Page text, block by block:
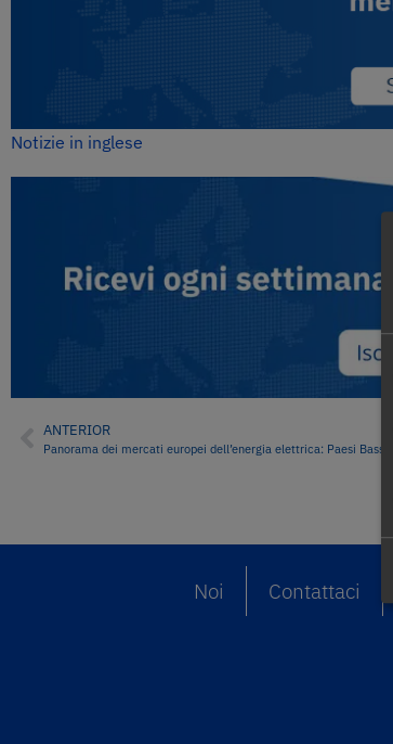
Notizie in inglese
ANTERIOR
Panorama dei mercati europei dell’energia elettrica: Paesi Bassi
Noi Contattaci